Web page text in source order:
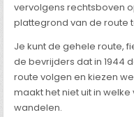
vervolgens rechtsboven
plattegrond van de route
Je kunt de gehele route,
de bevrijders dat in 1944
route volgen en kiezen
maakt het niet uit in
wandelen.